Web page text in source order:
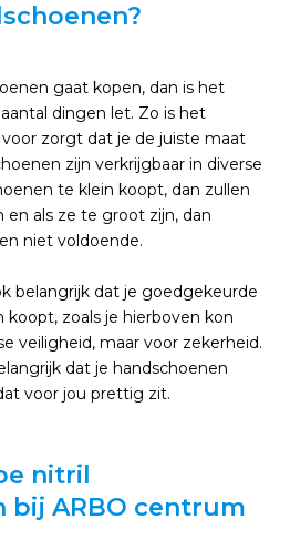
gaat kopen, dan is het
dingen let. Zo is het
zorgt dat je de juiste maat
zijn verkrijgbaar in diverse
te klein koopt, dan zullen
als ze te groot zijn, dan
niet voldoende.
belangrijk dat je goedgekeurde
zoals je hierboven kon
veiligheid, maar voor zekerheid.
dat je handschoenen
voor jou prettig zit.
nitril
bij ARBO centrum